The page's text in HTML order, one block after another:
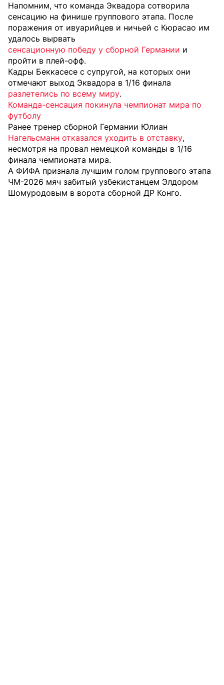
Напомним, что команда Эквадора сотворила
сенсацию на финише группового этапа. После
поражения от ивуарийцев и ничьей с Кюрасао им
удалось вырвать
сенсационную победу у сборной Германии и
пройти в плей-офф.
Кадры Беккасесе с супругой, на которых они
отмечают выход Эквадора в 1/16 финала
разлетелись по всему миру.
Команда-сенсация покинула чемпионат мира по
футболу
Ранее тренер сборной Германии Юлиан
Нагельсманн отказался уходить в отставку,
несмотря на провал немецкой команды в 1/16
финала чемпионата мира.
А ФИФА признала лучшим голом группового этапа
ЧМ-2026 мяч забитый узбекистанцем Элдором
Шомуродовым в ворота сборной ДР Конго.